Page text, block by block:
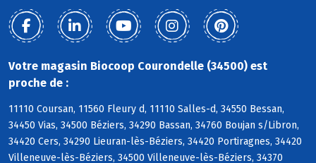
Votre magasin Biocoop Courondelle (34500) est
proche de :
11110 Coursan, 11560 Fleury d, 11110 Salles-d, 34550 Bessan,
34450 Vias, 34500 Béziers, 34290 Bassan, 34760 Boujan s/Libron,
34420 Cers, 34290 Lieuran-lès-Béziers, 34420 Portiragnes, 34420
Villeneuve-lès-Béziers, 34500 Villeneuve-lès-Béziers, 34370